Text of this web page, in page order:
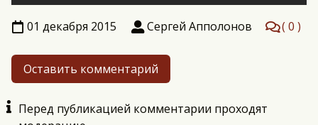
01 декабря 2015 Сергей Апполонов 0
Оставить комментарий
Перед публикацией комментарии проходят